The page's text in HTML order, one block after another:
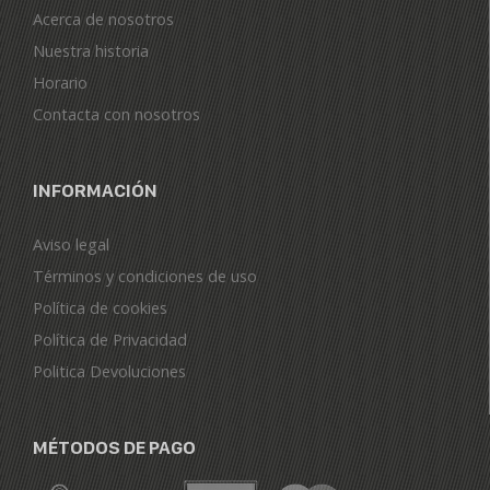
Acerca de nosotros
Nuestra historia
Horario
Contacta con nosotros
INFORMACIÓN
Aviso legal
Términos y condiciones de uso
Política de cookies
Política de Privacidad
Politica Devoluciones
MÉTODOS DE PAGO